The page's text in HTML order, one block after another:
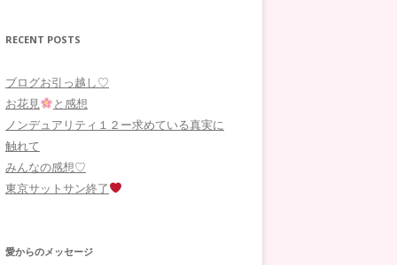
RECENT POSTS
ブログお引っ越し♡
お花見
と感想
ノンデュアリティ１２ー求めている真実に
触れて
みんなの感想♡
東京サットサン終了
愛からのメッセージ